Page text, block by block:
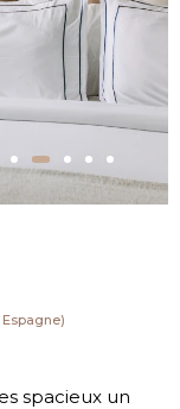
Espagne)
spacieux un